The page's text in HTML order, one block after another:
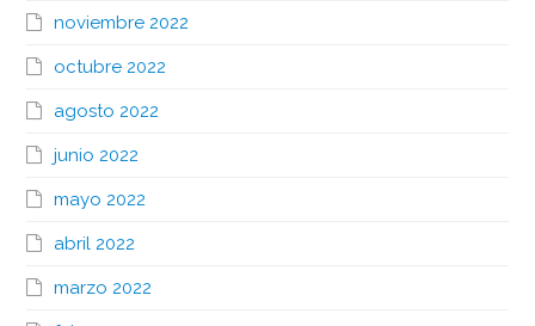
noviembre 2022
octubre 2022
agosto 2022
junio 2022
mayo 2022
abril 2022
marzo 2022